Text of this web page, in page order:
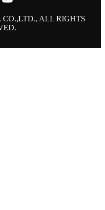
ALL RIGHTS